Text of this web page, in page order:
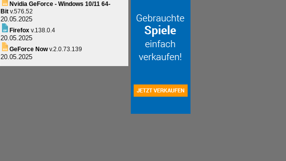
Nvidia GeForce - Windows 10/11 64-
Bit v.576.52
20.05.2025
Firefox v.138.0.4
20.05.2025
GeForce Nowv.2.0.73.139
20.05.2025